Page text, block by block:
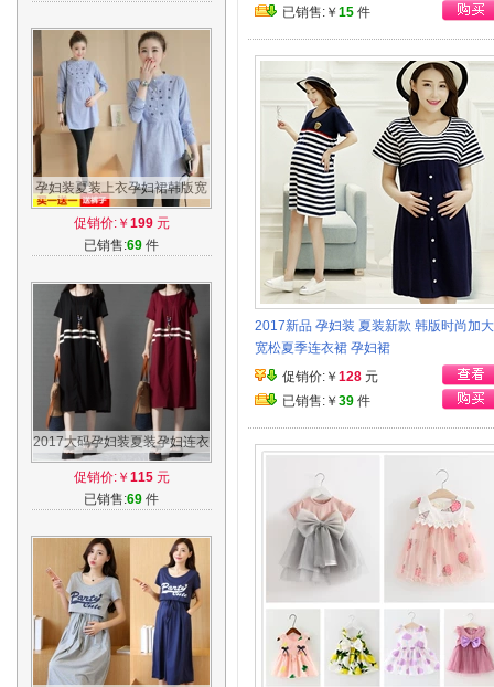
孕妇装夏装上衣孕妇裙韩版宽
松中长款潮妈春季秋款条纹连
衣裙长袖
促销价:￥ 199元
已销售:69 件
2017大码孕妇装夏装孕妇连衣
裙时尚韩版宽松夏季T恤纯棉
孕妇长裙
促销价:￥ 115元
已销售:69 件
已销售:￥ 15 件
2017新品 孕妇装 夏装新款 韩版时尚加
宽松夏季连衣裙 孕妇裙
促销价:￥ 128 元
已销售:￥ 39 件